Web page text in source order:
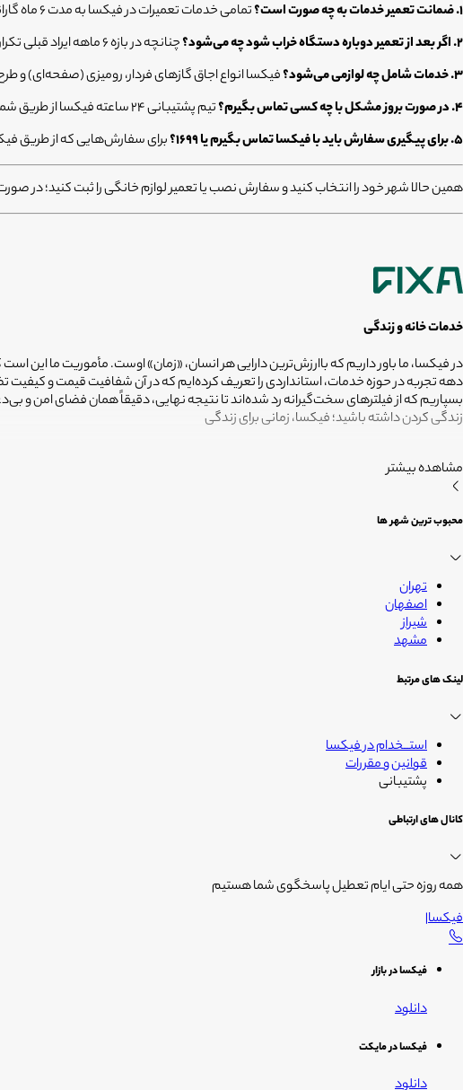
۱. ضمانت تعمیر خدمات به چه صورت است؟
تمامی خدمات تعمیرات در فیکسا به مدت ۶ ماه گارانتی کتبی دارند که شامل قطعات تعویض‌شده و اجرت متخصص می‌شود.
۲. اگر بعد از تعمیر دوباره دستگاه خراب شود چه می‌شود؟
چنانچه در بازه ۶ ماهه ایراد قبلی تکرار شود، اعزام مجدد متخصص، تأمین قطعه و تعمیرات کاملاً رایگان و بر عهده فیکسا خواهد بود.
۳. خدمات شامل چه لوازمی می‌شود؟
فیکسا انواع اجاق گازهای فردار، رومیزی (صفحه‌ای) و
۴. در صورت بروز مشکل با چه کسی تماس بگیرم؟
تیم پشتیبانی ۲۴ ساعته فیکسا از طریق شماره ۰۲۱۸۳۳۲۸۰۰۰ در تمام مراحل، از ثبت سفارش تا پایان دوره گارانتی، پاسخگوی شماست.
۵. برای پیگیری سفارش باید با فیکسا تماس بگیرم یا ۱۶۹۹؟
برای سفارش‌هایی که از طریق فیکسا ثبت شده‌اند،
همین حالا شهر خود را انتخاب کنید و سفارش نصب یا تعمیر لوازم خانگی را ثبت کنید؛ در صورت نیاز می‌توانید با
خدمات خانه و زندگی
در فیکسا، ما باور داریم که باارزش‌ترین دارایی هر انسان، «زمان» اوست. مأموریت ما این
دهه تجربه در حوزه خدمات، استانداردی را تعریف کرده‌ایم که در آن شفافیت قیمت و
بسپاریم که از فیلترهای سخت‌گیرانه رد شده‌اند تا نتیجه نهایی، دقیقاً همان فضای امن
زندگی کردن داشته باشید؛ فیکسا، زمانی برای زندگی
مشاهده بیشتر
محبوب ترین شهر ها
تهران
اصفهان
شیراز
مشهد
لینک های مرتبط
استــخدام در فیکسا
قوانین و مقررات
پشتیبانی
کانال های ارتباطی
همه روزه حتی ایام تعطیل پاسخگوی شما هستیم
فیکسا|
فیکسا در بازار
دانلود
فیکسا در مایکت
دانلود